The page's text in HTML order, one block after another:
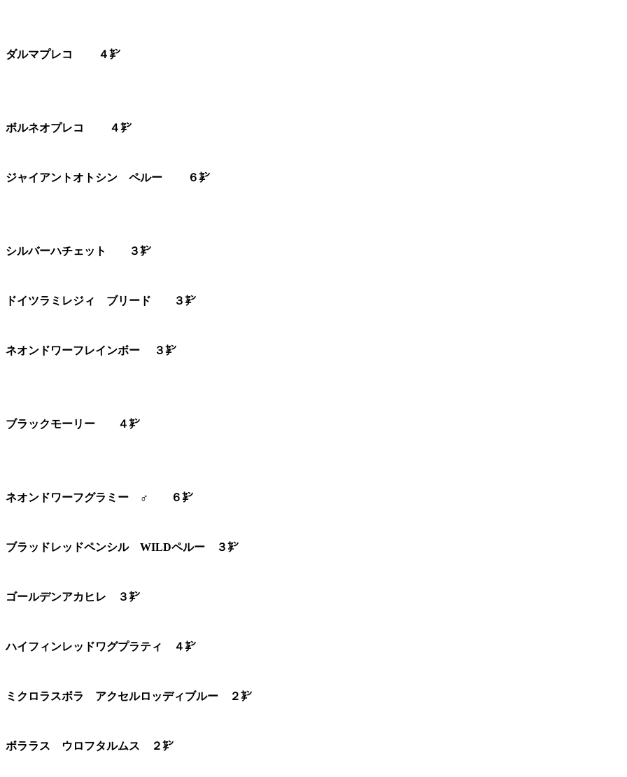
ダルマプレコ ４㌢
ボルネオプレコ ４㌢
ジャイアントオトシン ペルー ６㌢
シルバーハチェット ３㌢
ドイツラミレジィ ブリード ３㌢
ネオンドワーフレインボー ３㌢
ブラックモーリー ４㌢
ネオンドワーフグラミー ♂ ６㌢
ブラッドレッドペンシル WILDペルー ３㌢
ゴールデンアカヒレ ３㌢
ハイフィンレッドワグプラティ ４㌢
ミクロラスボラ アクセルロッディブルー ２㌢
ボララス ウロフタルムス ２㌢